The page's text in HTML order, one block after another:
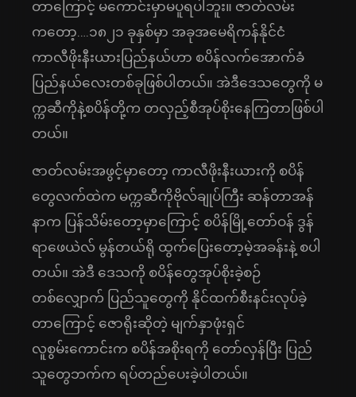
တာကြောင့် မကောင်းမှာမပူရပါဘူး။ ဇာတ်လမ်း
ကတော့….၁၈၂၁ ခုနှစ်မှာ အခုအမေရိကန်နိုင်ငံ
ကာလီဖိုးနီးယားပြည်နယ်ဟာ စပိန်လက်အောက်ခံ
ပြည်နယ်လေးတစ်ခုဖြစ်ပါတယ်။ အဲဒီဒေသတွေကို မ
က္ကဆီကိုနဲ့စပိန်တို့က တလှည့်စီအုပ်စိုးနေကြတာဖြစ်ပါ
တယ်။
ဇာတ်လမ်းအဖွင့်မှာတော့ ကာလီဖိုးနီးယားကို စပိန်
တွေလက်ထဲက မက္ကဆီကိုဗိုလ်ချုပ်ကြီး ဆန်တာအန်
နာက ပြန်သိမ်းတော့မှာကြောင့် စပိန်မြို့တော်ဝန် ဒွန်
ရာဖေယဲလ် မွန်တယ်ရို ထွက်ပြေးတော့မဲ့အခန်းနဲ့ စပါ
တယ်။ အဲဒီ ဒေသကို စပိန်တွေအုပ်စိုးခဲ့စဉ်
တစ်လျှောက် ပြည်သူတွေကို နိုင်ထက်စီးနင်းလုပ်ခဲ့
တာကြောင့် ဇောရိုးဆိုတဲ့ မျက်နှာဖုံးရှင်
လူစွမ်းကောင်းက စပိန်အစိုးရကို တော်လှန်ပြီး ပြည်
သူတွေဘက်က ရပ်တည်ပေးခဲ့ပါတယ်။